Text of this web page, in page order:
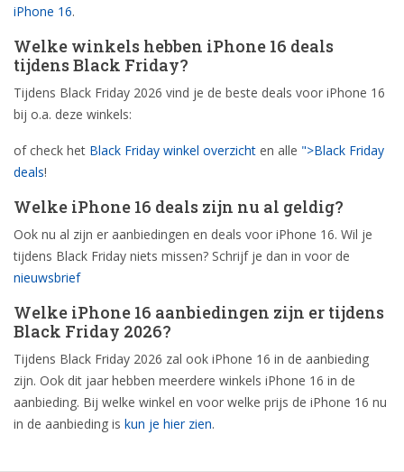
iPhone 16.
Welke winkels hebben iPhone 16 deals
tijdens Black Friday?
Tijdens Black Friday 2026 vind je de beste deals voor iPhone 16
bij o.a. deze winkels:
of check het Black Friday winkel overzicht en alle ">Black Friday
deals!
Welke iPhone 16 deals zijn nu al geldig?
Ook nu al zijn er aanbiedingen en deals voor iPhone 16. Wil je
tijdens Black Friday niets missen? Schrijf je dan in voor de
nieuwsbrief
Welke iPhone 16 aanbiedingen zijn er tijdens
Black Friday 2026?
Tijdens Black Friday 2026 zal ook iPhone 16 in de aanbieding
zijn. Ook dit jaar hebben meerdere winkels iPhone 16 in de
aanbieding. Bij welke winkel en voor welke prijs de iPhone 16 nu
in de aanbieding is kun je hier zien.